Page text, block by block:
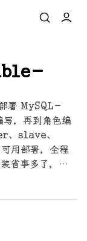
署 MySQL-
，再到角色编
、slave、
用部署，全程
省事多了，就